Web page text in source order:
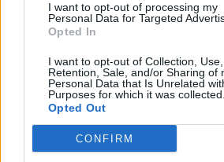
I want to opt-out of processing my
Personal Data for Targeted
Opted In
I want to opt-out of Collection, Use,
Retention, Sale, and/or Sharing of
Personal Data that Is Unrelated
Purposes for which it was collected.
Opted Out
CONFIRM
Gargoil: Sono stato diffidato, dal
quanto, pur andandoci con la
ordinanza, prendo molto altro e
le quantità 😁
5 Luglio 2025 alle ore 13:41
Lunetta12:E' la lista dellle cose